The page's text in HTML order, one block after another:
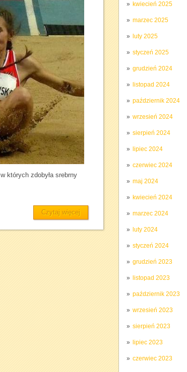
kwiecień 2025
marzec 2025
luty 2025
styczeń 2025
grudzień 2024
listopad 2024
październik 2024
wrzesień 2024
sierpień 2024
lipiec 2024
czerwiec 2024
maj 2024
kwiecień 2024
marzec 2024
luty 2024
styczeń 2024
grudzień 2023
listopad 2023
październik 2023
wrzesień 2023
sierpień 2023
lipiec 2023
czerwiec 2023
których zdobyła srebrny
Czytaj więcej